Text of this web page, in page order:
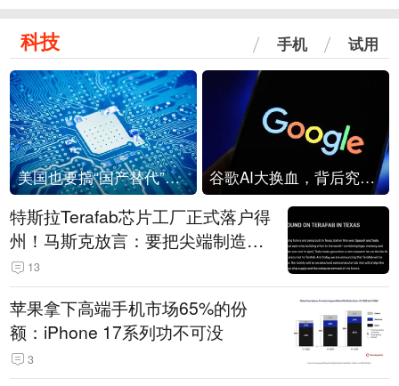
科技 手机 试用
美国也要搞“国产替代”？先算清三笔账 谷歌AI大换血，背后究竟发生了什么？
特斯拉Terafab芯片工厂正式落户得
州！马斯克放言：要把尖端制造带
回美国
13
苹果拿下高端手机市场65%的份
额：iPhone 17系列功不可没
3